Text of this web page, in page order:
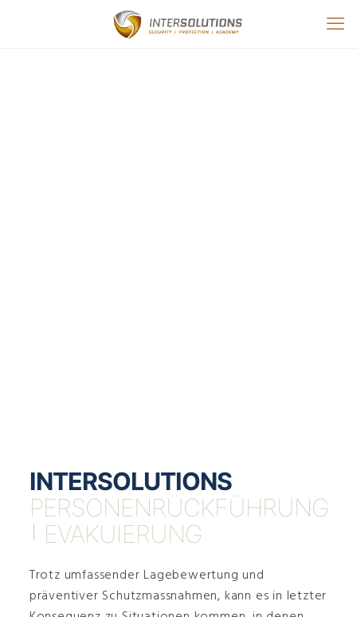
INTERSOLUTIONS
PERSONENRÜCKFÜHRUNG
| EVAKUIERUNG
Trotz umfassender Lagebewertung und
präventiver Schutzmassnahmen, kann es in letzter